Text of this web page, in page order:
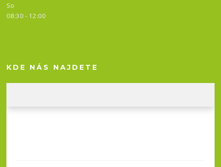
So
08:30 - 12:00
KDE NÁS NAJDETE